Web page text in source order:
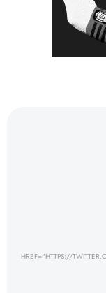
HREF="HTTPS://